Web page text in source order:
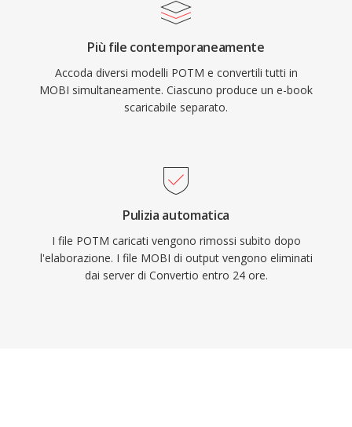
Più file contemporaneamente
Accoda diversi modelli POTM e convertili tutti in
MOBI simultaneamente. Ciascuno produce un e-book
scaricabile separato.
Pulizia automatica
I file POTM caricati vengono rimossi subito dopo
l'elaborazione. I file MOBI di output vengono eliminati
dai server di Convertio entro 24 ore.